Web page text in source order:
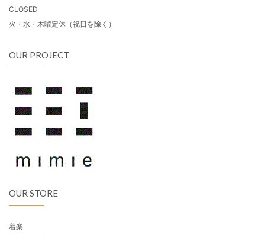
CLOSED
火・水・木曜定休（祝日を除く）
OUR PROJECT
OUR STORE
着楽